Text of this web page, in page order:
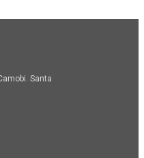
Santa